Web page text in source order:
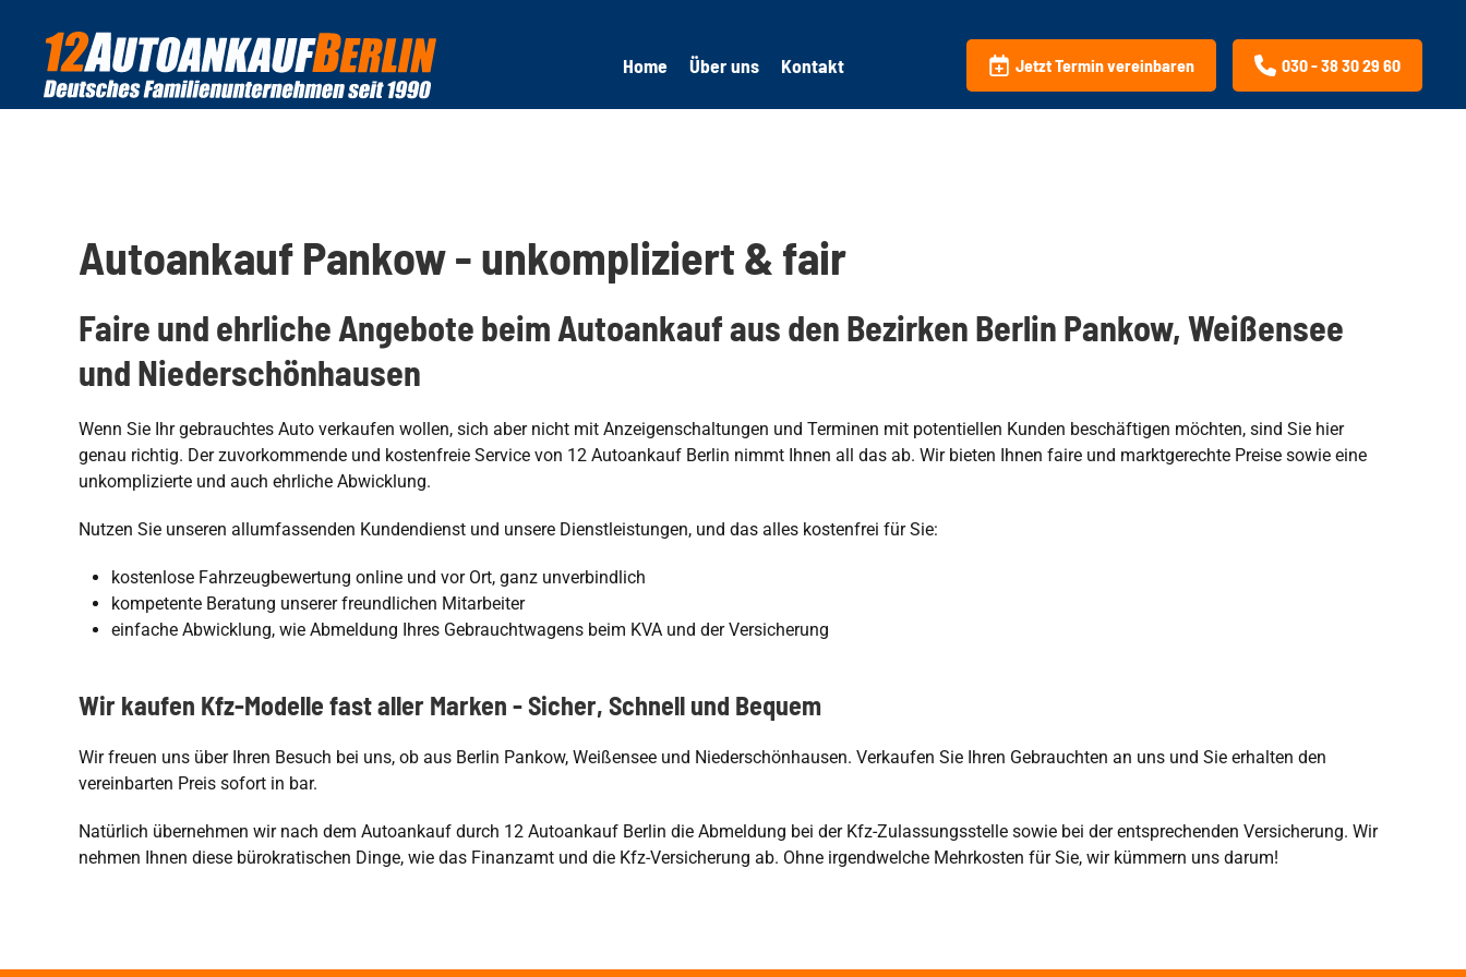
Zum Hauptinhalt springen Home Über uns Kontakt Jetzt Termin vereinbaren 030 - 38 30 29 60
Autoankauf Pankow - unkompliziert & fair
Faire und ehrliche Angebote beim Autoankauf aus den Bezirken Berlin Pankow, Weißensee
und Niederschönhausen
Wenn Sie Ihr gebrauchtes Auto verkaufen wollen, sich aber nicht mit Anzeigenschaltungen und Terminen mit potentiellen Kunden beschäftigen möchten, sind Sie hier
genau richtig. Der zuvorkommende und kostenfreie Service von 12 Autoankauf Berlin nimmt Ihnen all das ab. Wir bieten Ihnen faire und marktgerechte Preise sowie eine
unkomplizierte und auch ehrliche Abwicklung.
Nutzen Sie unseren allumfassenden Kundendienst und unsere Dienstleistungen, und das alles kostenfrei für Sie:
kostenlose Fahrzeugbewertung online und vor Ort, ganz unverbindlich
kompetente Beratung unserer freundlichen Mitarbeiter
einfache Abwicklung, wie Abmeldung Ihres Gebrauchtwagens beim KVA und der Versicherung
Wir kaufen Kfz-Modelle fast aller Marken - Sicher, Schnell und Bequem
Wir freuen uns über Ihren Besuch bei uns, ob aus Berlin Pankow, Weißensee und Niederschönhausen. Verkaufen Sie Ihren Gebrauchten an uns und Sie erhalten den
vereinbarten Preis sofort in bar.
Natürlich übernehmen wir nach dem Autoankauf durch 12 Autoankauf Berlin die Abmeldung bei der Kfz-Zulassungsstelle sowie bei der entsprechenden Versicherung. Wir
nehmen Ihnen diese bürokratischen Dinge, wie das Finanzamt und die Kfz-Versicherung ab. Ohne irgendwelche Mehrkosten für Sie, wir kümmern uns darum!